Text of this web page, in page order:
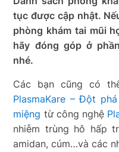
tục được cập nhật.
phòng khám tai mũi
hãy đóng góp ở
nhé.
Các bạn cũng có
PlasmaKare – Đột
miệng từ công nghệ
nhiễm trùng hô hấp
amidan, cúm…và các